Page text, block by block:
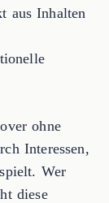
aus Inhalten
ohne
Interessen,
Wer
diese